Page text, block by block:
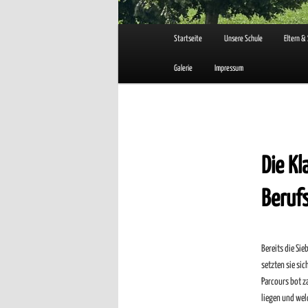
Startseite Unsere Schule Eltern &
Galerie Impressum
Die
Bereits die
setzten sie
Parcours bot
liegen und